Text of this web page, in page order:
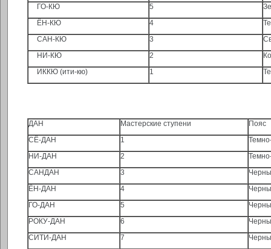
ГО-КЮ
5
ЁН-КЮ
4
САН-КЮ
3
НИ-КЮ
2
ИККЮ (ити-кю)
1
ДАН Мастерские ступени
Пояс
СЁ-ДАН
1
НИ-ДАН
2
САНДАН
3
ЁН-ДАН
4
ГО-ДАН
5
РОКУ-ДАН
6
СИТИ-ДАН
7